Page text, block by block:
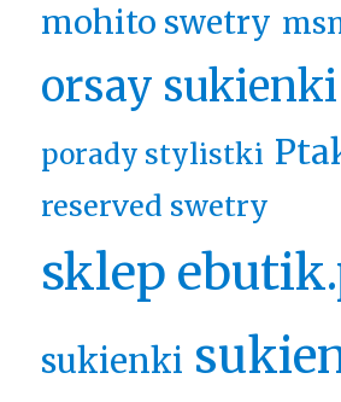
mohito swetry
orsay sukienki
porady stylistki
reserved swetry
sklep
sukienki